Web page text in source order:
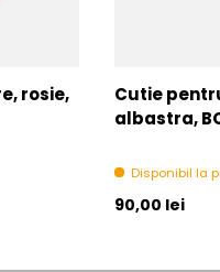
rosie,
Cutie
albastra,
Disponibil la
Pret initial
90,00 lei